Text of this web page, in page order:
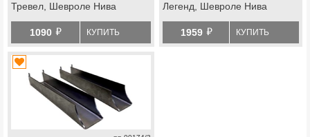
Тревел, Шевроле Нива
1090 й КУПИТЬ
Легенд, Шевроле Нива
1959 й КУПИТЬ